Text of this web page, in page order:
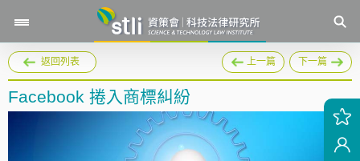
返回列表 上一篇 下一篇
Facebook 捲入商標糾紛